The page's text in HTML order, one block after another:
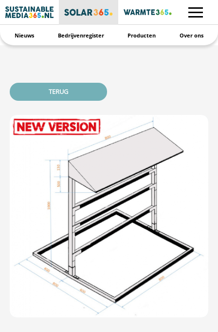
Nieuws Bedrijvenregister Producten Over ons
TERUG